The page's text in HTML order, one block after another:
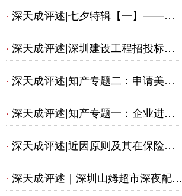
姻及养老相关法律要点剖析
· 深天成评述|七夕特辑【一】——基
于法律视角审视社会现状下的婚姻与
· 深天成评述|深圳建设工程招投标规
则最新变化 --《关于进一步规范建设
· 深天成评述|知产专题二：申请美国
专利前“安检”--保密审查
· 深天成评述|知产专题一：企业进行
知识产权海关保护备案的好处
· 深天成评述|近因原则及其在保险理
赔中的应用
· 深天成评述｜深圳山姆超市深夜配送